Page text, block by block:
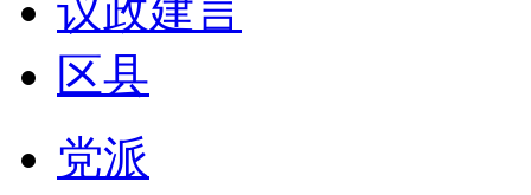
议政建言
区县
党派